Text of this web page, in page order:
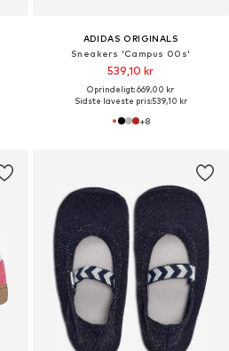
ADIDAS ORIGINALS
Sneakers 'Campus 00s'
539,10 kr
Oprindeligt: 669,00 kr
Sidste laveste pris:539,10 kr
+8